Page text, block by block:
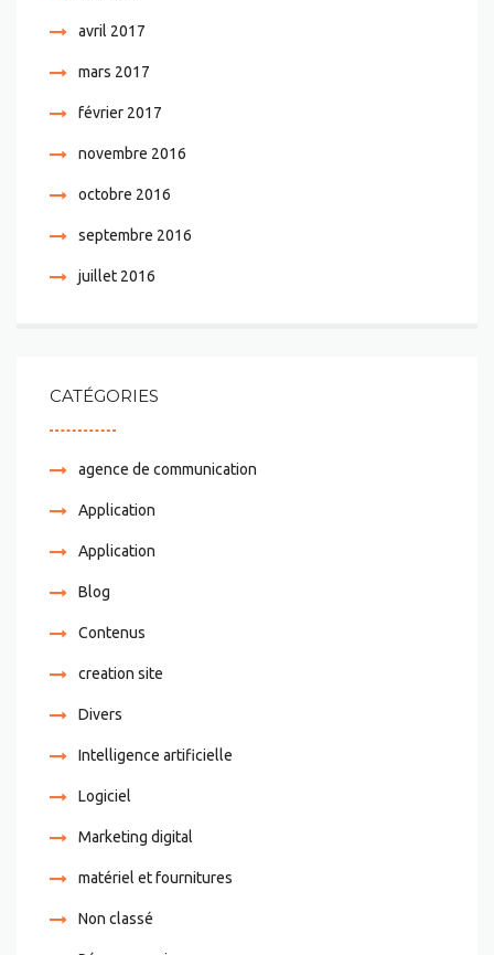
avril 2017
mars 2017
février 2017
novembre 2016
octobre 2016
septembre 2016
juillet 2016
CATÉGORIES
agence de communication
Application
Application
Blog
Contenus
creation site
Divers
Intelligence artificielle
Logiciel
Marketing digital
matériel et fournitures
Non classé